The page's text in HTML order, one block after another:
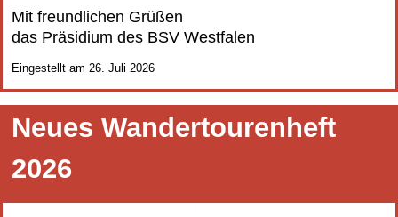
Mit freundlichen Grüßen
das Präsidium des BSV Westfalen
Eingestellt am 26. Juli 2026
Neues Wandertourenheft
2026